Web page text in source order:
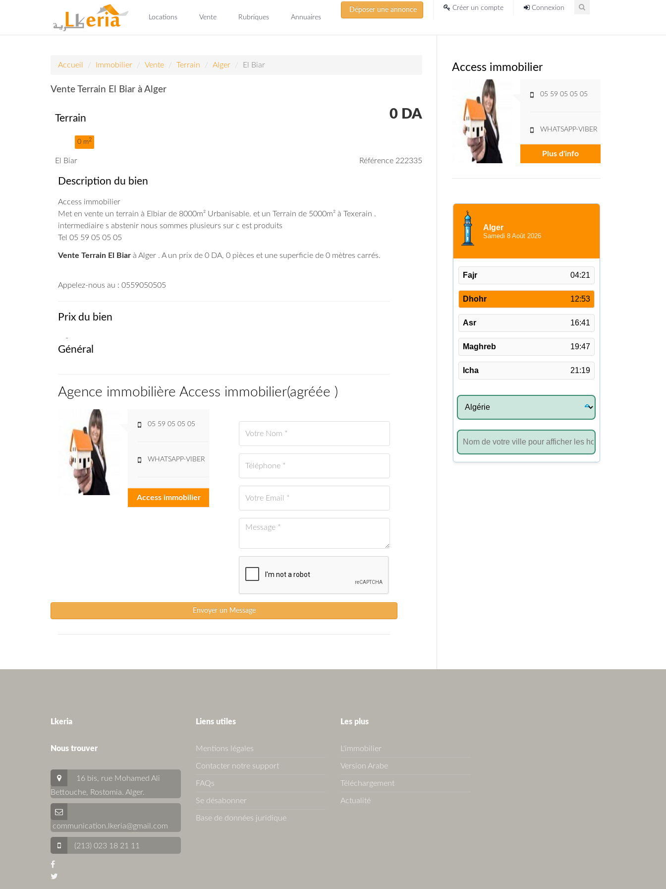
Locations Vente Rubriques Annuaires
Déposer une annonce Créer un compte Connexion
Accueil Immobilier Vente Terrain Alger El Biar
Vente Terrain El Biar à Alger
Terrain
0 m2
0 DA
El Biar Référence 222335
Description du bien
Access immobilier
Met en vente un terrain à Elbiar de 8000m² Urbanisable. et un Terrain de 5000m² à Texerain .
intermediaire s abstenir nous sommes plusieurs sur c est produits
Tel 05 59 05 05 05
Vente Terrain El Biar à Alger . A un prix de 0 DA, 0 pièces et une superficie de 0 mètres carrés.
Appelez-nous au : 0559050505
Prix du bien
-
Général
Agence immobilière Access immobilier(agréée )
05 59 05 05 05
WHATSAPP-VIBER
Access immobilier
Envoyer un Message
Access immobilier
05 59 05 05 05
WHATSAPP-VIBER
Plus d'info
Lkeria
Nous trouver
16 bis, rue Mohamed Ali
Bettouche, Rostomia. Alger.
communication.lkeria@gmail.com
(213) 023 18 21 11
Liens utiles
Mentions légales
Contacter notre support
FAQs
Se désabonner
Base de données juridique
Les plus
L'immobilier
Version Arabe
Téléchargement
Actualité